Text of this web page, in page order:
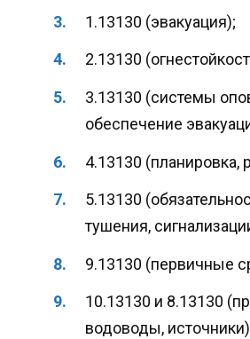
1.13130 (эвакуация);
2.13130
3.13130 (системы
обеспечение
4.13130 (планировка,
5.13130
тушения,
9.13130 (первичные
10.13130 и 8.13130
водоводы,